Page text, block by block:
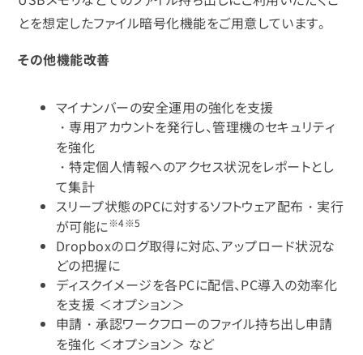
とを想定したファイル暗号化機能をご用意しています。
その他機能改善
マイナンバーの安全運用の強化を支援
・専用アカウントを発行し、管理機のセキュリティ
を強化
・特定個人情報へのアクセス状況をレポートとし
て集計
スリープ状態のPCに対するソフトウェア配布・実行
が可能に※4※5
Dropboxのログ取得に対応、アップロード状況な
どの把握に
ディスクイメージを各PCに配信、PC導入の効率化
を支援 ＜オプション＞
申請・承認ワークフローのファイル持ち出し申請
を強化 ＜オプション＞ など